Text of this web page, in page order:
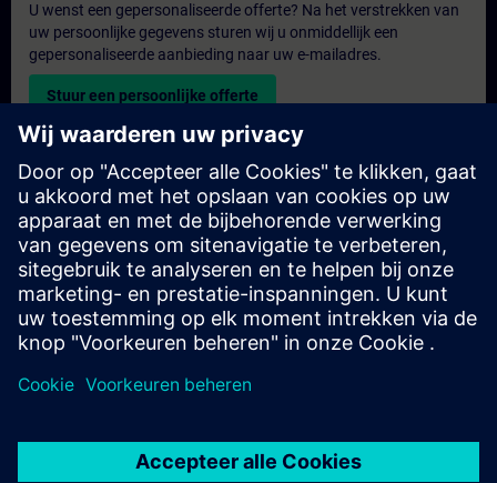
U wenst een gepersonaliseerde offerte? Na het verstrekken van
uw persoonlijke gegevens sturen wij u onmiddellijk een
gepersonaliseerde aanbieding naar uw e-mailadres.
Stuur een persoonlijke offerte
Aanvraag voor een exclusieve training
Heeft u een uitgebreidere trainingsbehoefte en wilt u een offerte
voor exclusieve training – op locatie, virtueel of in een SITRAIN-
trainingscentrum? Bezorg ons u uw persoonlijke gegevens en
uw trainingsbehoeften en u ontvangt van ons een offerte voor
een exclusieve training.
Exclusieve offerte aanvragen